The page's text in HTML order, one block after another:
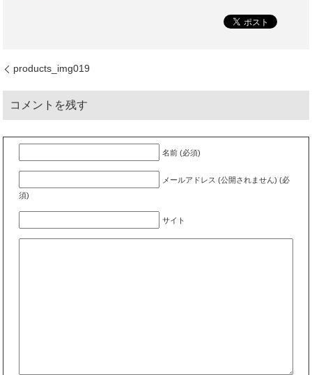
products_img019
コメントを残す
名前 (必須)
メールアドレス (公開されません) (必
須)
サイト